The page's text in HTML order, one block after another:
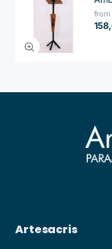
from
Artesacris